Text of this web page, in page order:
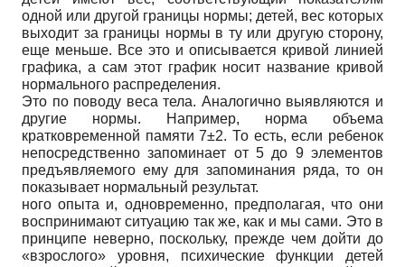
одной или другой границы нормы; детей, вес которых
выходит за границы нормы в ту или другую сторону,
еще меньше. Все это и описывается кривой линией
графика, а сам этот график носит название кривой
нормального распределения.
Это по поводу веса тела. Аналогично выявляются и
другие нормы. Например, норма объема
кратковременной памяти 7±2. То есть, если ребенок
непосредственно запоминает от 5 до 9 элементов
предъявляемого ему для запоминания ряда, то он
показывает нормальный результат.
ного опыта и, одновременно, предполагая, что они
воспринимают ситуацию так же, как и мы сами. Это в
принципе неверно, поскольку, прежде чем дойти до
«взрослого» уровня, психические функции детей